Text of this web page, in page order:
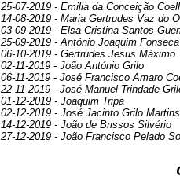
25-07-2019 - Emilia da Conceição
14-08-2019 - Maria Gertrudes Vaz do
03-09-2019 - Elsa Cristina Santos
25-09-2019 - António Joaquim
06-10-2019 - Gertrudes Jesus Máximo
02-11-2019 - João António Grilo
06-11-2019 - José Francisco Amaro
22-11-2019 - José Manuel Trindade
01-12-2019 - Joaquim Tripa
02-12-2019 - José Jacinto Grilo Martins
14-12-2019 - João de Brissos Silvério
27-12-2019 - João Francisco Pelado